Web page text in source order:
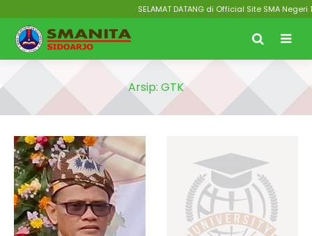
SELAMAT DATANG di Official Site SMA Negeri
Arsip: GTK